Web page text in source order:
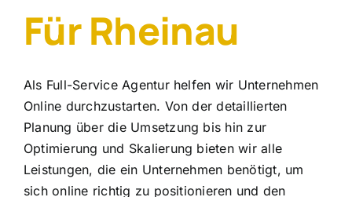
Für Rheinau
Als Full-Service Agentur helfen wir Unternehmen
Online durchzustarten. Von der detaillierten
Planung über die Umsetzung bis hin zur
Optimierung und Skalierung bieten wir alle
Leistungen, die ein Unternehmen benötigt, um
sich online richtig zu positionieren und den